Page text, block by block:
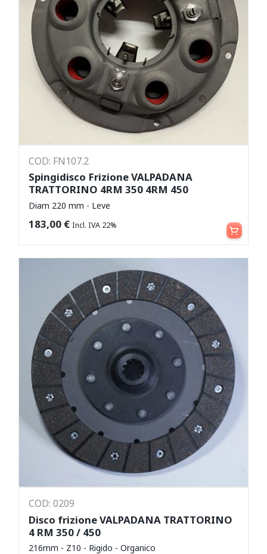
COD: FN107.2
Spingidisco Frizione VALPADANA
TRATTORINO 4RM 350 4RM 450
Diam 220 mm - Leve
183,00 € Incl. IVA 22% Aggiungi al carrello
COD: 0209
Disco frizione VALPADANA TRATTORINO
4 RM 350 / 450
216mm - Z10 - Rigido - Organico